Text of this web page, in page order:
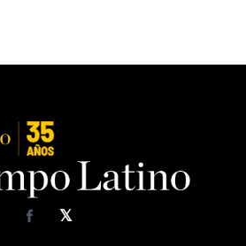
𝕏
Facebook